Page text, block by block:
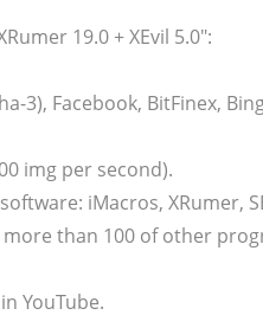
19.0 + XEvil 5.0":
3), Facebook, BitFinex,
img per second).
iMacros, XRumer,
more than 100 of other
YouTube.